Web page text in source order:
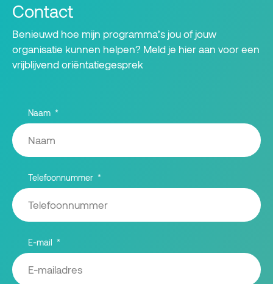
Contact
Benieuwd hoe mijn programma’s jou of jouw
organisatie kunnen helpen? Meld je hier aan voor een
vrijblijvend oriëntatiegesprek
Naam
Telefoonnummer
E-mail